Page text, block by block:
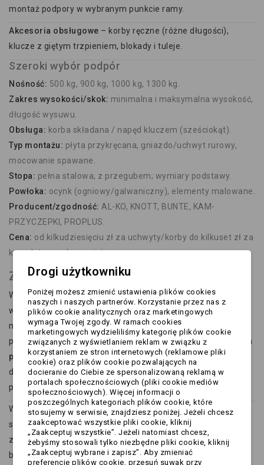
montaż podpory w wybranym punkcie ramy.
Akcesoria obsługowe – korby ręczne (różne długości),
klucze z giętym trzpieniem, blokady i tuleje.
Szeroki wybór podpór
Nośność: 500 kg, 900 kg, 1000 kg, 1300 kg.
Zakres wysokości/skok: minimalna i maksymalna wysokość,
długość wysuwu.
Obsługa: korba składana / napęd kluczem (sześciokąt).
Typ montażu: płyta przykręcana, gniazdo/uchwyt rurowy,
mocowanie spawane.
Stopa: pełna stalowa, z przegubem; wymiary podstawy.
Powłoka: ocynk (ogniowy/galwaniczny), elementy malowane.
Producent/zgodność: AL-KO, KNOTT, BUNTE, KAM-
PRZYCZEPKI, PROPLUS.
Cena: od kilkudziesięciu zł za uchwyty/korby do kilkuset zł za
kompletne podpory ciężarowe.
Zastosowania podpór rolniczych
W rozładunku materiałów sypkich(zboże, piasek, wapno)
warto stosować teleskopowe podpory 1000–1300 kg
montowane z tyłu ramy. Zapobiegają one „przyklękaniu”
przyczepy i ograniczają obciążenie dyszla. Podczas
pracy na
pochyłościachi miękkim gruncie liczy się szeroka stopa i
duży skok – łatwiej wtedy wypoziomować zestaw i uniknąć
przechyłu.
W przyczepach do bel i drewnapodpory z obsługą kluczem
są proste i odporne na uszkodzenia w terenie. Brak
zewnętrznej korby to mniejsze ryzyko zaczepienia o pień lub
belkę. Z kolei wwarsztacie/na placuwygodę daje korba –
Drogi użytkowniku
Poniżej możesz zmienić ustawienia plików cookies
naszych i naszych partnerów. Korzystanie przez nas z
plików cookie analitycznych oraz marketingowych
wymaga Twojej zgody. W ramach cookies
marketingowych wydzieliliśmy kategorię plików cookie
związanych z wyświetlaniem reklam w związku z
korzystaniem ze stron internetowych (reklamowe pliki
cookie) oraz plików cookie pozwalających na
docieranie do Ciebie ze spersonalizowaną reklamą w
portalach społecznościowych (pliki cookie mediów
społecznościowych). Więcej informacji o
poszczególnych kategoriach plików cookie, które
stosujemy w serwisie, znajdziesz poniżej. Jeżeli chcesz
zaakceptować wszystkie pliki cookie, kliknij
„Zaakceptuj wszystkie”. Jeżeli natomiast chcesz,
żebyśmy stosowali tylko niezbędne pliki cookie, kliknij
„Zaakceptuj wybrane i zapisz”. Aby zmieniać
preferencje plików cookie, przesuń suwak przy